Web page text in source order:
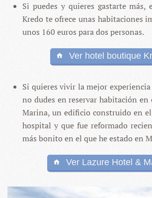
Si puedes y quieres gastarte
Kredo te ofrece unas habitaciones
unos 160 euros para dos personas.
Ver hotel boutique
Si quieres vivir la mejor
no dudes en reservar habitación
Marina, un edificio construido en
hospital y que fue reformado
más bonito en el que he estado en
Ver Lazure Hotel &